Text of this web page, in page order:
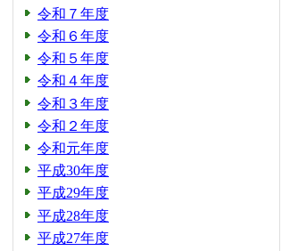
令和７年度
令和６年度
令和５年度
令和４年度
令和３年度
令和２年度
令和元年度
平成30年度
平成29年度
平成28年度
平成27年度